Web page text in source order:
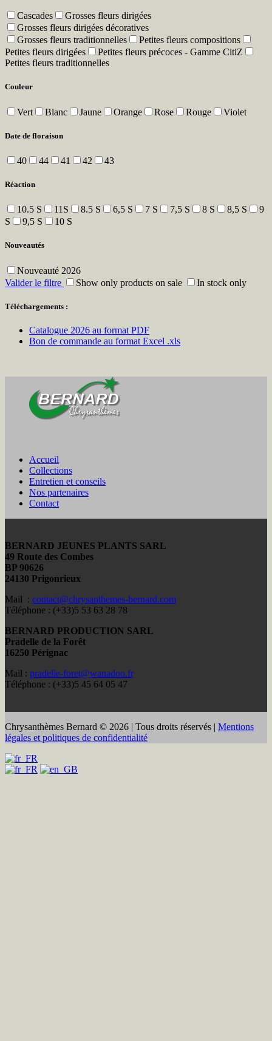
Cascades
Grosses fleurs dirigées
Grosses fleurs dirigées décoratives
Grosses fleurs traditionnelles
Petites fleurs compositions
Petites fleurs dirigées
Petites fleurs précoces - Gamme CitiZ
Petites fleurs traditionnelles
Couleur
Vert Blanc Jaune Orange Rose Rouge Violet
Date de floraison
40 44 41 42 43
Réaction
10.5 S 11S 8.5 S 6,5 S 7 S 7,5 S 8 S 8,5 S
9
S
9,5 S 10 S
Nouveautés
Nouveauté 2026
Valider le filtre
Show only products on sale In stock only
Téléchargements :
Catalogue 2026 au format PDF
Bon de commande au format Excel .xls
Accueil
Collections
Entretien et conseils
Nos partenaires
Contact
BERNARD JEUNES PLANTS SARL
49 Route des Combes
BP 90626
24130 Prigonrieux
Mail : contact@chrysanthemes-bernard.com
Téléphone : (+33)5 53 63 28 78
BERNARD PRODUCTION SARL
Pradelle de la Forêt
16250 Pérignac
Mail : pradelle-foret@wanadoo.fr
Téléphone : (+33)5 45 64 05 47
Chrysanthèmes Bernard © 2026 | Tous droits réservés | Mentions
légales et politiques de confidentialité